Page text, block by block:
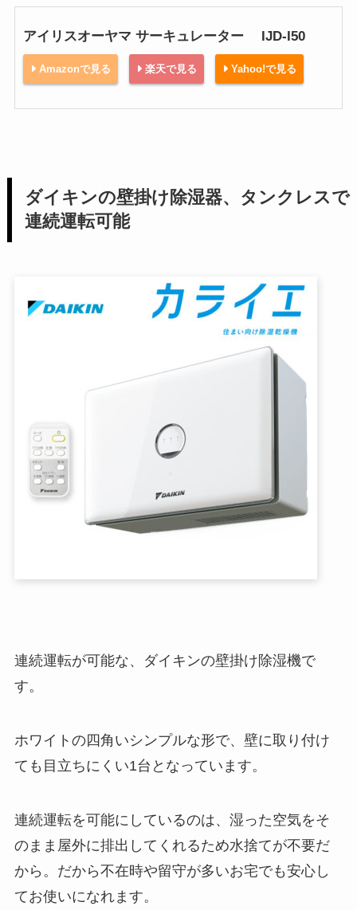
アイリスオーヤマ サーキュレーター IJD-I50
Amazonで見る 楽天で見る Yahoo!で見る
ダイキンの壁掛け除湿器、タンクレスで
連続運転可能
連続運転が可能な、ダイキンの壁掛け除湿機で
す。
ホワイトの四角いシンプルな形で、壁に取り付け
ても目立ちにくい1台となっています。
連続運転を可能にしているのは、湿った空気をそ
のまま屋外に排出してくれるため水捨てが不要だ
から。だから不在時や留守が多いお宅でも安心し
てお使いになれます。